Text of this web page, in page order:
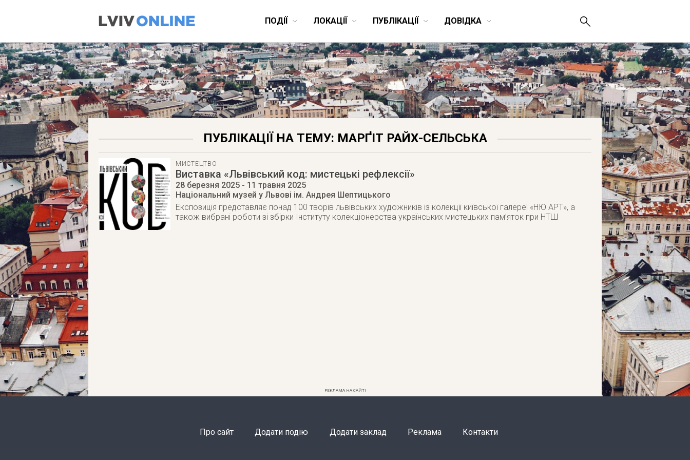
ПОДІЇ ЛОКАЦІЇ ПУБЛІКАЦІЇ ДОВІДКА
ПУБЛІКАЦІЇ НА ТЕМУ: МАРҐІТ РАЙХ-СЕЛЬСЬКА
МИСТЕЦТВО
Виставка «Львівський код: мистецькі рефлексії»
28 березня 2025 - 11 травня 2025
Національний музей у Львові ім. Андрея Шептицького
Експозиція представляє понад 100 творів львівських художників із колекції київської галереї «НЮ АРТ», а
також вибрані роботи зі збірки Інституту колекціонерства українських мистецьких пам’яток при НТШ
РЕКЛАМА НА САЙТІ
Про сайт Додати подію Додати заклад Реклама Контакти